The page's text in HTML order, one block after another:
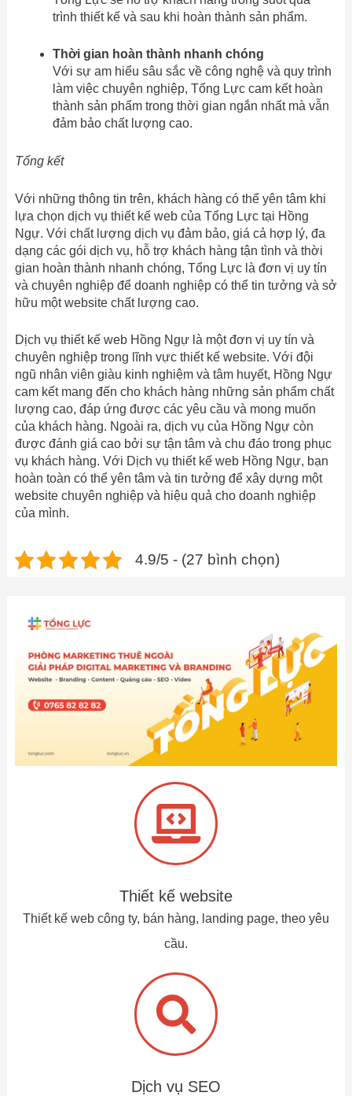
trình thiết kế và sau khi hoàn thành sản phẩm.
Thời gian hoàn thành nhanh chóng
Với sự am hiểu sâu sắc về công nghệ và quy trình
làm việc chuyên nghiệp, Tổng Lực cam kết hoàn
thành sản phẩm trong thời gian ngắn nhất mà vẫn
đảm bảo chất lượng cao.
Tổng kết
Với những thông tin trên, khách hàng có thể yên tâm khi
lựa chọn dịch vụ thiết kế web của Tổng Lực tại Hồng
Ngự. Với chất lượng dịch vụ đảm bảo, giá cả hợp lý, đa
dạng các gói dịch vụ, hỗ trợ khách hàng tận tình và thời
gian hoàn thành nhanh chóng, Tổng Lực là đơn vị uy tín
và chuyên nghiệp để doanh nghiệp có thể tin tưởng và sở
hữu một website chất lượng cao.
Dịch vụ thiết kế web Hồng Ngự là một đơn vị uy tín và
chuyên nghiệp trong lĩnh vực thiết kế website. Với đội
ngũ nhân viên giàu kinh nghiệm và tâm huyết, Hồng Ngự
cam kết mang đến cho khách hàng những sản phẩm chất
lượng cao, đáp ứng được các yêu cầu và mong muốn
của khách hàng. Ngoài ra, dịch vụ của Hồng Ngự còn
được đánh giá cao bởi sự tận tâm và chu đáo trong phục
vụ khách hàng. Với Dịch vụ thiết kế web Hồng Ngự, bạn
hoàn toàn có thể yên tâm và tin tưởng để xây dựng một
website chuyên nghiệp và hiệu quả cho doanh nghiệp
của mình.
4.9/5 - (27 bình chọn)
Thiết kế website
Thiết kế web công ty, bán hàng, landing page, theo yêu
cầu.
Dịch vụ SEO